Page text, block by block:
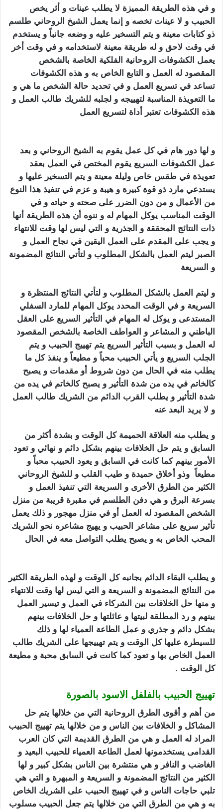
و في هذه الطريقة المميزة لا يطلب عينات و أثر يخص
الحبيب و لا عينات تخصه و إنما يعمل الشيخ الروحاني طلسم
ذو كتابات معينة و يتم التسخير عليه و وضعه جانباً و يستخدم
في وقت لاحق و له طريقة معينة لاستخدامه و في وقت أخر
يعمل الكشوفات الروحانية الفلكية الخاصة بالشخص
المقصود له العمل و التابع الخاص به و هذه الكشوفات
تساعد في تسريع العمل و في تحديد حالة الشخص ما هي و
ما التعويذة المناسبة لتهييجه و لجلبه للشريك طالب العمل و
هذه الكشوفات تعتبر أداة لتسريع العمل
و لها دور هام في كل عمل يقوم به الشيخ الروحاني و بعد
عمل الكشوفات السريع يقوم المختص في العمل بعقد
تعويذة في طقس خاص وليلة معينة و يتم التسخير عليها و
يستدعي مارد ذو قوة كبيرة و هيبة و عزم في تنفيذ هذا النوع
من الأعمال و من دون الضرر على صحته و حياته و في
الوقت المناسب يوكل المهام له و ننوه أن هذه الطريقة أنها
ذات النتائج المحققة و الجذرية و التي ليس لها وقت للانتهاء
و يجب على المقدم على العمل اليقين في نجاح العمل و
الصبر ليتم العمل بالشكل المطلوب و لتأتي النتائج المضمونة
و السريعة
و ليتم العمل بالشكل المطلوب و لتأتي النتائج المنتظرة و
السريعة و في الوقت المحدد يوكل المهام للمارد السفلي
المستدعى و يوكل له المهام في التأثير السريع على العقل
الباطني و المشاعر و العواطف الخاصة بالشخص المقصود
له العمل و بسبب التأثير السريع يتم تهييج الحبيب و يتم
الجلب السريع و يأتي الحبيب محباً و مطيعاً و ينفذ كل ما
يطلب منه في الحال من دون شروط أو مقدمات و يصبح
كالخاتم في يده من شدة التأثير و يصبح كالخاتم في يده من
شدة التأثير و يطلب القرب الدائم من الشريك طالب العمل
و لا يريد البعد عنه
و يطلب منه العلاقة الحميمة كل الوقت و بشدة أكثر من
السابق و يتم حل الخلافات بينهم بشكل دائم و نهائي و تعود
الأمور بينهم كما كانت في السابق و يعود الحبيب محباً و
مطيعاً وذو أخلاق حميدة و طيب القلب و للشيخ الروحاني
الكثير من الطرق الأخرى و السريعة التي تنفيذ العمل و
بسرعة البرق و هي دفن الطلسم في مقبرة قريبة من منزل
الشخص المقصود له العمل أو في منزل مهجور و ذلك يعمل
تأثير سريع على مشاعر الحبيب و يهيج مشاعره نحو الشريك
المحب الخاص به و يصبح يطلب التواصل معه في الحال
و يطلب البقاء الدائم بجانبه كل الوقت و لهذه الطريقة الكثير
من النتائج المضمونة و السريعة و التي ليس لها وقت للانتهاء
و منها حل الخلافات بين الشركاء في العمل و تيسير العمل
بينهم و رد المطلقة لبيتها و عائلتها و حل الخلافات بينهم
بشكل دائم و جذري و عمل الطاعة العمياء لها و ذلك
للسيطرة عليها كل الوقت و يتم تهييجها على الشريك طالب
العمل الخاص بها و تعود كما كانت في السابق محبة و مطيعة
كل الوقت .
تهييج الحبيب بالفلفل الاسود بالصورة
من أهم و أقوى الطرق الروحانية التي من خلالها يتم حل
المشاكل و الخلافات بين الناس و من خلالها يتم تهييج الحبيب
المراد له العمل و هي من الطرق القديمة التي كان العرب
القدامى يستخدمونها لعمل الطاعة العمياء للحبيب البعيد و
الغاضب و النافر و هي منتشرة بين الناس بشكل كبير و لها
الكثير من النتائج المضمونة و السريعة و المبهرة و التي هي
تلبي حاجات الناس و في تهييج الحبيب على الشريك الخاص
به و هي من الطرق التي من خلالها يتم جعل الحبيب مسلوب